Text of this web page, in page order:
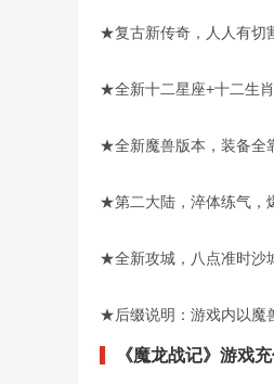
★复古新传奇，人人有切
★全新十二星座+十二生
★全新魔兽版本，装备全
★第二大陆，淬体练气，
★全新攻城，八点准时沙
★后缀说明：游戏内以魔
《魔龙战记》游戏